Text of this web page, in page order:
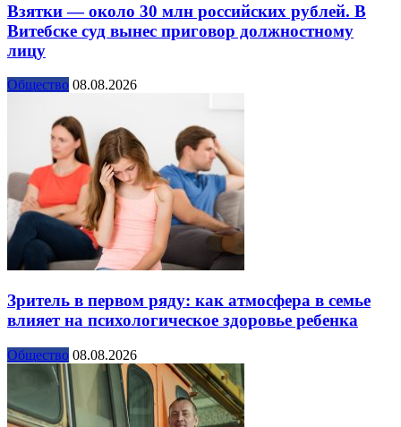
Взятки — около 30 млн российских рублей. В
Витебске суд вынес приговор должностному
лицу
Общество 08.08.2026
Зритель в первом ряду: как атмосфера в семье
влияет на психологическое здоровье ребенка
Общество 08.08.2026